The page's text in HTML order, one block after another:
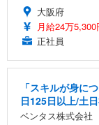
大阪府
月給24万
正社員
「スキルが身に
日125日以上/土
ベンタス株式会社